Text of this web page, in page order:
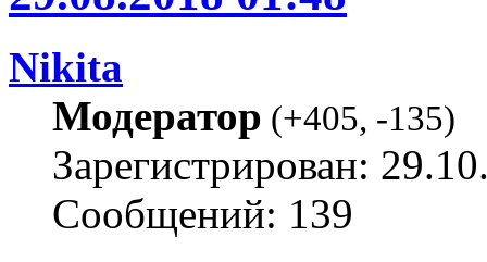
Nikita
Модератор (+405, -135)
Зарегистрирован:
Сообщений: 139